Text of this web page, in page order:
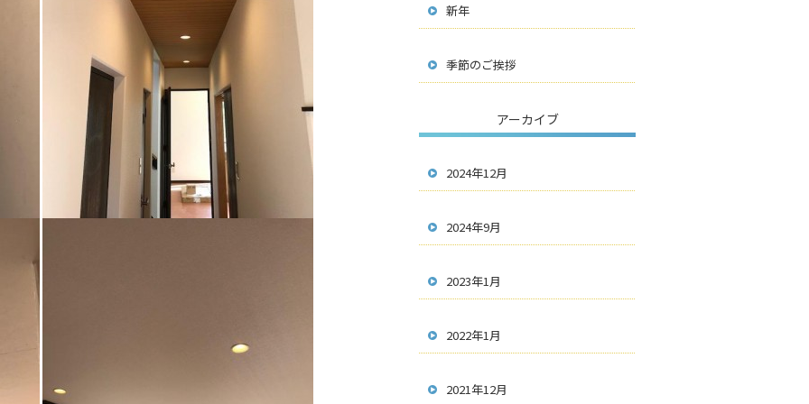
新年
季節のご挨拶
アーカイブ
2024年12月
2024年9月
2023年1月
2022年1月
2021年12月